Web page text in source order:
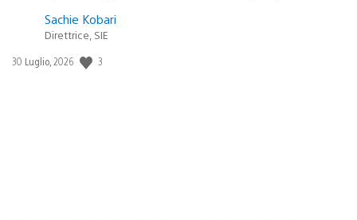
Sachie Kobari
Direttrice, SIE
Data
30 Luglio, 2026 3